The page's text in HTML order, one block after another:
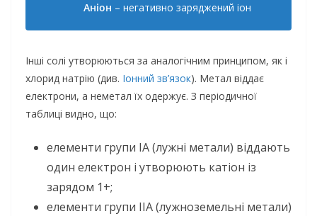
Аніон – негативно заряджений іон
Інші солі утворюються за аналогічним принципом, як і
хлорид натрію (див. Іонний зв’язок). Метал віддає
електрони, а неметал їх одержує. З періодичної
таблиці видно, що:
елементи групи IA (лужні метали) віддають
один електрон і утворюють катіон із
зарядом 1+;
елементи групи IIA (лужноземельні метали)